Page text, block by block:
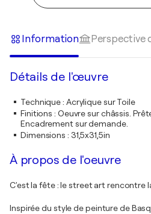
Information Perspective
Détails de l'œuvre
Technique: Acrylique sur Toile
Finitions : Oeuvre sur châssis.
Encadrement sur demande.
Dimensions : 31,5x31,5in
À propos de l'oeuvre
C'est la fête : le street art rencontre
Inspirée du style de peinture de